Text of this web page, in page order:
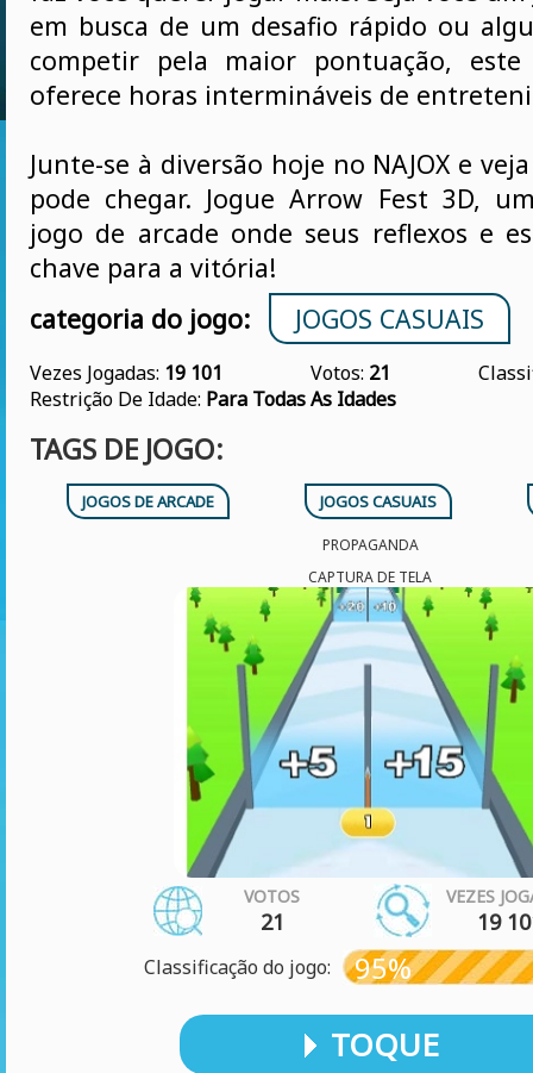
em busca de um desafio rápido ou
competir pela maior pontuação,
oferece horas intermináveis de
Junte-se à diversão hoje no NAJOX e
pode chegar. Jogue Arrow Fest 3D,
jogo de arcade onde seus reflexos e
chave para a vitória!
categoria do jogo:
JOGOS CASUAIS
Vezes Jogadas: 19 101 Votos: 21
Restrição De Idade: Para Todas As Idades
TAGS DE JOGO:
JOGOS DE ARCADE JOGOS CASUAIS
PROPAGANDA
CAPTURA DE TELA
VOTOS
21
VEZES
19
Classificação do jogo: 95%
TOQUE